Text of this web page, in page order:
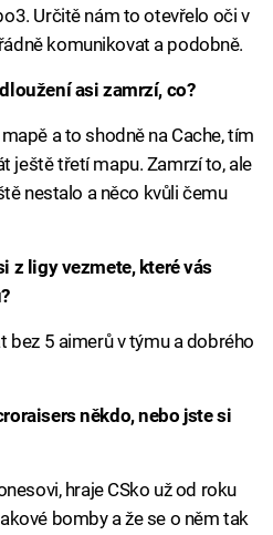
Určitě nám to otevřelo oči v
komunikovat a podobně.
asi zamrzí, co?
a to shodně na Cache, tím
ještě třetí mapu. Zamrzí to, ale
nestalo a něco kvůli čemu
z ligy vezmete, které vás
bez 5 aimerů v týmu a dobrého
někdo, nebo jste si
hraje CSko už od roku
bomby a že se o něm tak